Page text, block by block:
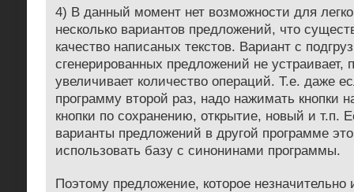
4) В данный момент нет возможности для
несколько вариантов предложений, что
качество написаных текстов. Вариант с
сгенерированных предложений не устраивает,
увеличивает количество операций. Т.е. даже
программу второй раз, надо нажимать кнопки
кнопки по сохранению, открытие, новый и т.п.
варианты предложений в другой программе
использовать базу с синонинами программы.
Поэтому предложение, которое незначительно